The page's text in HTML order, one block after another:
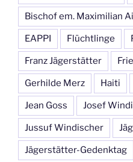
Bischof em. Maximilian
EAPPI Flüchtlinge
Franz Jägerstätter
Gerhilde Merz Haiti
Jean Goss Josef
Jussuf Windischer
Jägerstätter-Gedenktag